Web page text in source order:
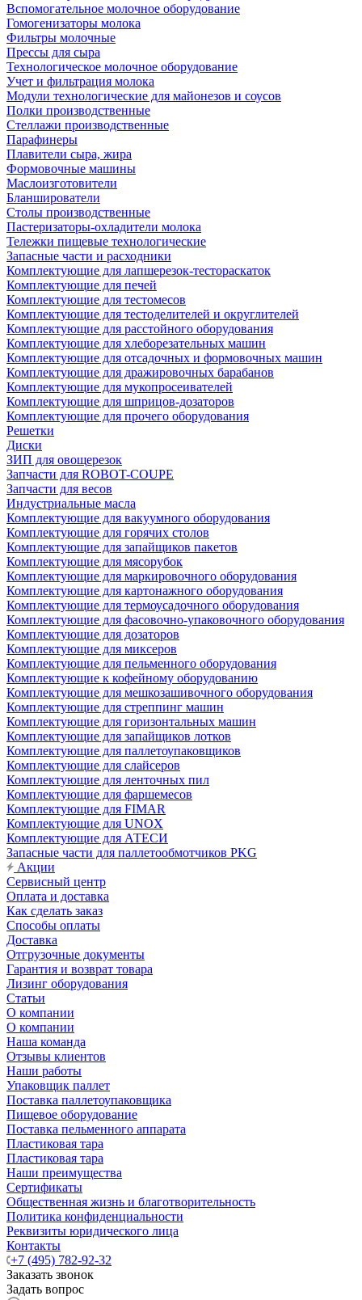
Вспомогательное молочное оборудование
Гомогенизаторы молока
Фильтры молочные
Прессы для сыра
Технологическое молочное оборудование
Учет и фильтрация молока
Модули технологические для майонезов и соусов
Полки производственные
Стеллажи производственные
Парафинеры
Плавители сыра, жира
Формовочные машины
Маслоизготовители
Бланширователи
Столы производственные
Пастеризаторы-охладители молока
Тележки пищевые технологические
Запасные части и расходники
Комплектующие для лапшерезок-тестораскаток
Комплектующие для печей
Комплектующие для тестомесов
Комплектующие для тестоделителей и округлителей
Комплектующие для расстойного оборудования
Комплектующие для хлеборезательных машин
Комплектующие для отсадочных и формовочных машин
Комплектующие для дражировочных барабанов
Комплектующие для мукопросеивателей
Комплектующие для шприцов-дозаторов
Комплектующие для прочего оборудования
Решетки
Диски
ЗИП для овощерезок
Запчасти для ROBOT-COUPE
Запчасти для весов
Индустриальные масла
Комплектующие для вакуумного оборудования
Комплектующие для горячих столов
Комплектующие для запайщиков пакетов
Комплектующие для мясорубок
Комплектующие для маркировочного оборудования
Комплектующие для картонажного оборудования
Комплектующие для термоусадочного оборудования
Комплектующие для фасовочно-упаковочного оборудования
Комплектующие для дозаторов
Комплектующие для миксеров
Комплектующие для пельменного оборудования
Комплектующие к кофейному оборудованию
Комплектующие для мешкозашивочного оборудования
Комплектующие для стреппинг машин
Комплектующие для горизонтальных машин
Комплектующие для запайщиков лотков
Комплектующие для паллетоупаковщиков
Комплектующие для слайсеров
Комплектующие для ленточных пил
Комплектующие для фаршемесов
Комплектующие для FIMAR
Комплектующие для UNOX
Комплектующие для АТЕСИ
Запасные части для паллетообмотчиков PKG
Акции
Сервисный центр
Оплата и доставка
Как сделать заказ
Способы оплаты
Доставка
Отгрузочные документы
Гарантия и возврат товара
Лизинг оборудования
Статьи
О компании
О компании
Наша команда
Отзывы клиентов
Наши работы
Упаковщик паллет
Поставка паллетоупаковщика
Пищевое оборудование
Поставка пельменного аппарата
Пластиковая тара
Пластиковая тара
Наши преимущества
Сертификаты
Общественная жизнь и благотворительность
Политика конфиденциальности
Реквизиты юридического лица
Контакты
+7 (495) 782-92-32
Заказать звонок
Задать вопрос